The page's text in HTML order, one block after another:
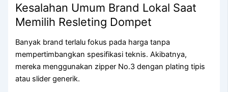
Kesalahan Umum Brand Lokal Saat
Memilih Resleting Dompet
Banyak brand terlalu fokus pada harga tanpa
mempertimbangkan spesifikasi teknis. Akibatnya,
mereka menggunakan zipper No.3 dengan plating tipis
atau slider generik.